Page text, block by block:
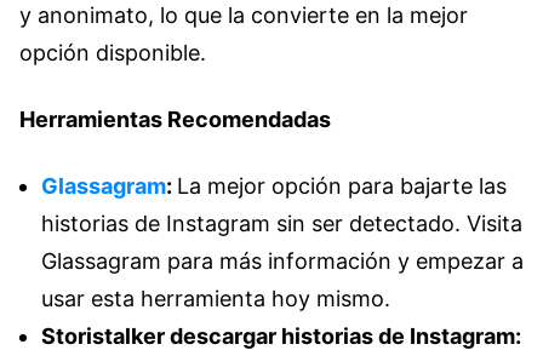
y anonimato, lo que la convierte en la mejor
opción disponible.
Herramientas Recomendadas
Glassagram: La mejor opción para bajarte las
historias de Instagram sin ser detectado. Visita
Glassagram para más información y empezar a
usar esta herramienta hoy mismo.
Storistalker descargar historias de Instagram: